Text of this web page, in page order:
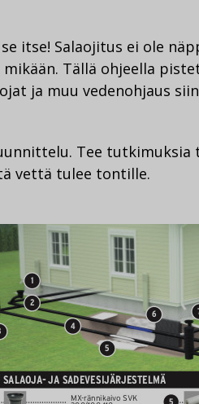
se itse! Salaojitus ei ole
mikään. Tällä ohjeella
ja muu vedenohjaus
Tee
vettä tulee tontille.